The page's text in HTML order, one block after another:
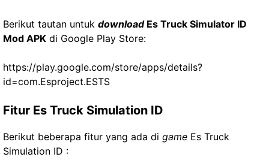
Berikut tautan untuk download Es Truck Simulator ID
Mod APK di Google Play Store:
https://play.google.com/store/apps/details?
id=com.Esproject.ESTS
Fitur Es Truck Simulation ID
Berikut beberapa fitur yang ada di game Es Truck
Simulation ID :